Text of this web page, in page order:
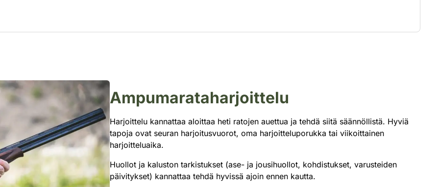
Ampumarataharjoittelu
Harjoittelu kannattaa aloittaa heti ratojen auettua ja tehdä siitä säännöllistä. Hyviä
tapoja ovat seuran harjoitusvuorot, oma harjoitteluporukka tai viikoittainen
harjoitteluaika.
Huollot ja kaluston tarkistukset (ase- ja jousihuollot, kohdistukset, varusteiden
päivitykset) kannattaa tehdä hyvissä ajoin ennen kautta.